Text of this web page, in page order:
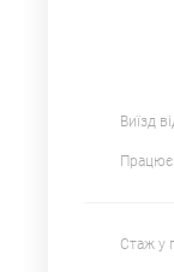
Виїзд
Працює
Стаж у